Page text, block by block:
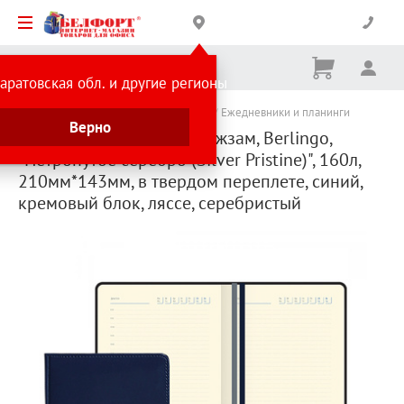
обл. и другие регионы
Верно
Корзина
Ничего
Каталог товаров Подарки и сувениры Ежедневники и планинги
Ежедневник недат. А5, кожзам, Berlingo,
"Нетронутое серебро (Silver Pristine)", 160л,
210мм*143мм, в твердом переплете, синий,
кремовый блок, ляссе, серебристый